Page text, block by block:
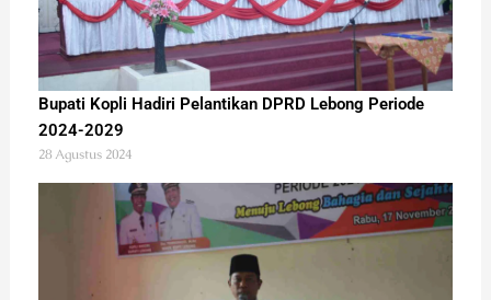
Bupati Kopli Hadiri Pelantikan DPRD Lebong Periode
2024-2029
28 Agustus 2024